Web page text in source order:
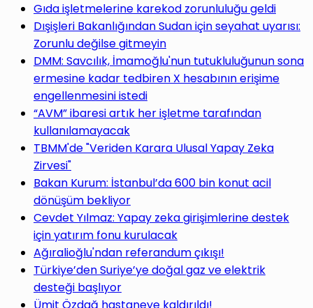
Gıda işletmelerine karekod zorunluluğu geldi
Dışişleri Bakanlığından Sudan için seyahat uyarısı:
Zorunlu değilse gitmeyin
DMM: Savcılık, İmamoğlu'nun tutukluluğunun sona
ermesine kadar tedbiren X hesabının erişime
engellenmesini istedi
“AVM” ibaresi artık her işletme tarafından
kullanılamayacak
TBMM'de "Veriden Karara Ulusal Yapay Zeka
Zirvesi"
Bakan Kurum: İstanbul’da 600 bin konut acil
dönüşüm bekliyor
Cevdet Yılmaz: Yapay zeka girişimlerine destek
için yatırım fonu kurulacak
Ağıralioğlu'ndan referandum çıkışı!
Türkiye’den Suriye’ye doğal gaz ve elektrik
desteği başlıyor